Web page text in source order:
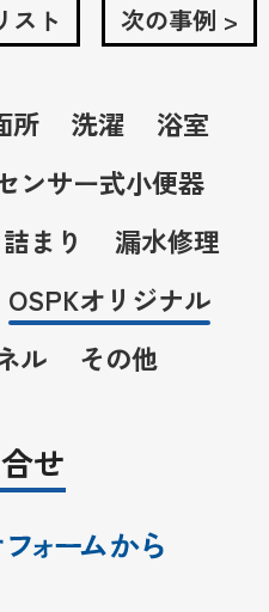
スト 次の事例 >
所 洗濯
浴室
ンサー式小便器
詰まり
漏水修理
OSPKオリジナル
ル
その他
せ